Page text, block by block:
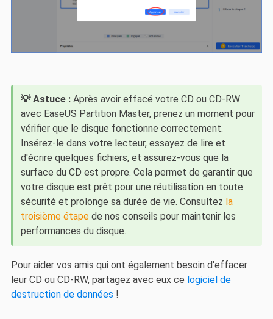
💡 Astuce :Après avoir effacé votre CD ou CD-RW
avec EaseUS Partition Master, prenez un moment pour
vérifier que le disque fonctionne correctement.
Insérez-le dans votre lecteur, essayez de lire et
d'écrire quelques fichiers, et assurez-vous que la
surface du CD est propre. Cela permet de garantir que
votre disque est prêt pour une réutilisation en toute
sécurité et prolonge sa durée de vie. Consultez la
troisième étapede nos conseils pour maintenir les
performances du disque.
Pour aider vos amis qui ont également besoin d'effacer
leur CD ou CD-RW, partagez avec eux ce logiciel de
destruction de données !